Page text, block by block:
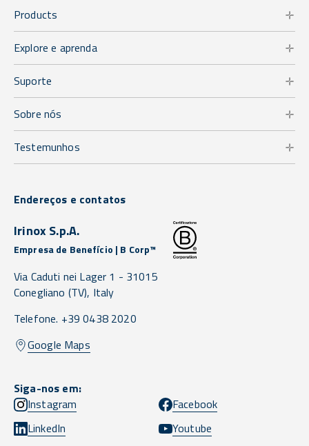
Products
Explore e aprenda
Suporte
Sobre nós
Testemunhos
Endereços e contatos
Irinox S.p.A.
Empresa de Benefício | B Corp™
Via Caduti nei Lager 1 - 31015
Conegliano (TV), Italy
Telefone. +39 0438 2020
Google Maps
Siga-nos em:
Instagram
Facebook
LinkedIn
Youtube